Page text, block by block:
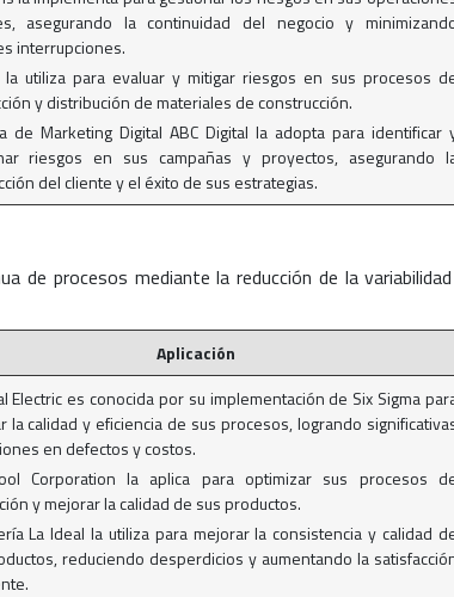
asegurando la continuidad del negocio y
interrupciones.
la utiliza para evaluar y mitigar riesgos en sus procesos
y distribución de materiales de construcción.
de Marketing Digital ABC Digital la adopta para identificar
riesgos en sus campañas y proyectos, asegurando
del cliente y el éxito de sus estrategias.
de procesos mediante la reducción de la
Aplicación
Electric es conocida por su implementación de Six Sigma
la calidad y eficiencia de sus procesos, logrando
en defectos y costos.
Corporation la aplica para optimizar sus procesos
y mejorar la calidad de sus productos.
La Ideal la utiliza para mejorar la consistencia y calidad
reduciendo desperdicios y aumentando la